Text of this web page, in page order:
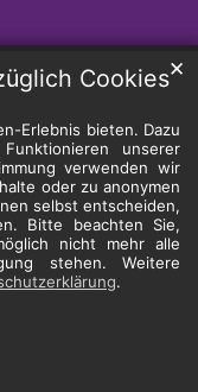
Cookies
Erlebnis bieten. Dazu
unserer
verwenden wir
oder zu anonymen
selbst entscheiden,
Bitte beachten Sie,
nicht mehr alle
stehen. Weitere
.
✕